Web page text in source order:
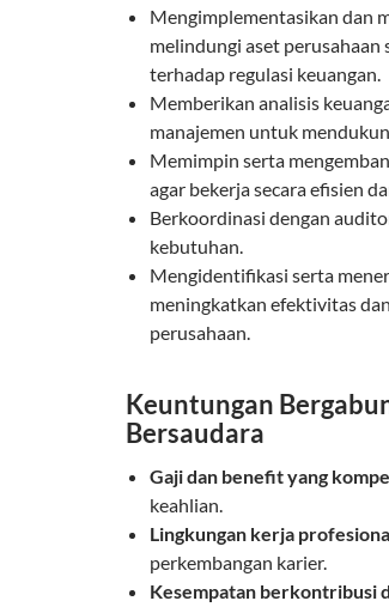
Mengimplementasikan dan
melindungi aset
terhadap regulasi keuangan.
Memberikan analisis
manajemen untuk
Memimpin serta
agar bekerja secara efisien
Berkoordinasi dengan
kebutuhan.
Mengidentifikasi serta
meningkatkan efektivitas
perusahaan.
Keuntungan
Bersaudara
Gaji dan benefit yang
keahlian.
Lingkungan kerja
perkembangan karier.
Kesempatan berkontribusi